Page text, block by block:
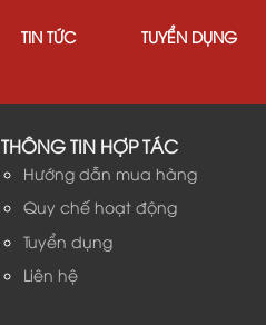
TIN TỨC TUYỂN DỤNG
THÔNG TIN HỢP TÁC
Hướng dẫn mua hàng
Quy chế hoạt động
Tuyển dụng
Liên hệ